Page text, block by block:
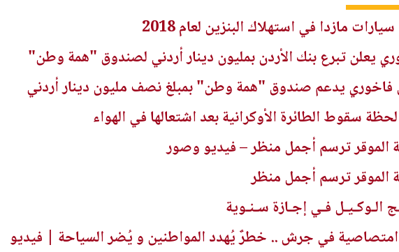
مازدا في استهلاك البنزين لعام 2018
يعلن تبرع بنك الأردن بمليون دينار أردني لصندوق "همة وطن"
فاخوري يدعم صندوق "همة وطن" بمبلغ نصف مليون دينار أردني
سقوط الطائرة الأوكرانية بعد اشتعالها في الهواء
الموقر ترسم أجمل منظر – فيديو وصور
الموقر ترسم أجمل منظر
الـوكـيـل فـي إجـازة سـنـوية
في جرش .. خطرٌ يُهدد المواطنين و يُضر السياحة | فيديو